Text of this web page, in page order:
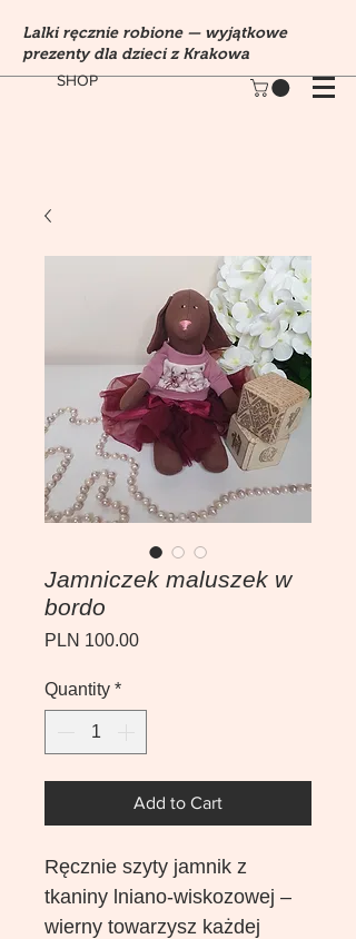
SHOP
Lalki ręcznie robione — wyjątkowe
prezenty dla dzieci z Krakowa
Jamniczek maluszek w
bordo
PLN 100.00Price
Quantity *
Add to Cart
Ręcznie szyty jamnik z
tkaniny lniano-wiskozowej –
wierny towarzysz każdej